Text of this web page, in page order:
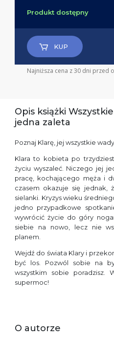
Produkt dostępny
KUP
Najniższa cena z 30 dni przed
Opis książki
jedna zaleta
Poznaj Klarę, jej wszystkie
Klara to kobieta po
życiu wyszaleć. Niczego jej
pracę, kochającego męża i
czasem okazuje się
sielanki. Kryzys wieku
jedno przypadkowe
wywrócić życie do góry
siebie na nowo, lecz nie
planem.
Wejdź do świata Klary i
być los. Pozwól sobie na
wszystkim sobie
supermoc!
O autorze